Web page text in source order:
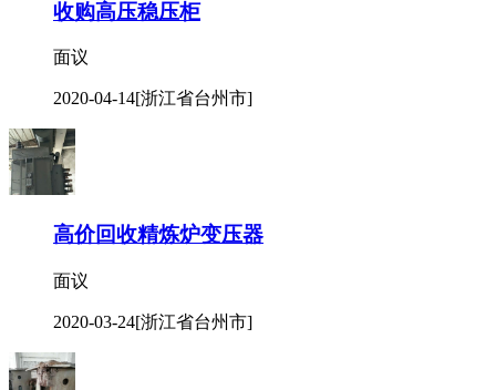
收购高压稳压柜
面议
2020-04-14[浙江省台州市]
高价回收精炼炉变压器
面议
2020-03-24[浙江省台州市]